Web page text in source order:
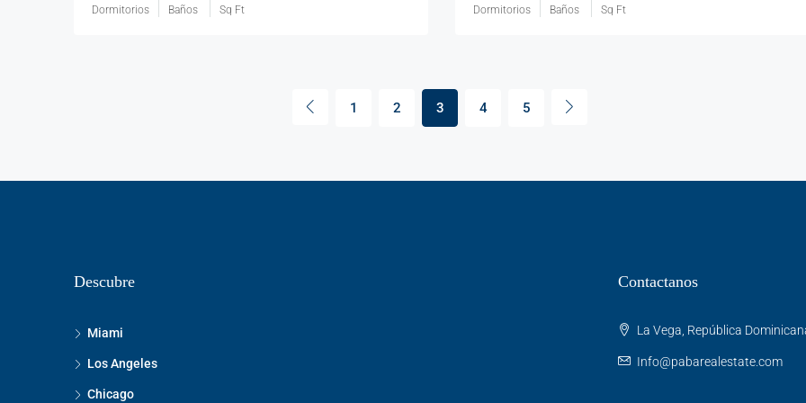
Dormitorios Baños Sq Ft Dormitorios Baños Sq Ft
1 2 3 4 5
Descubre
Miami
Los Angeles
Chicago
Contactanos
La Vega, República
Info@pabarealestate.com